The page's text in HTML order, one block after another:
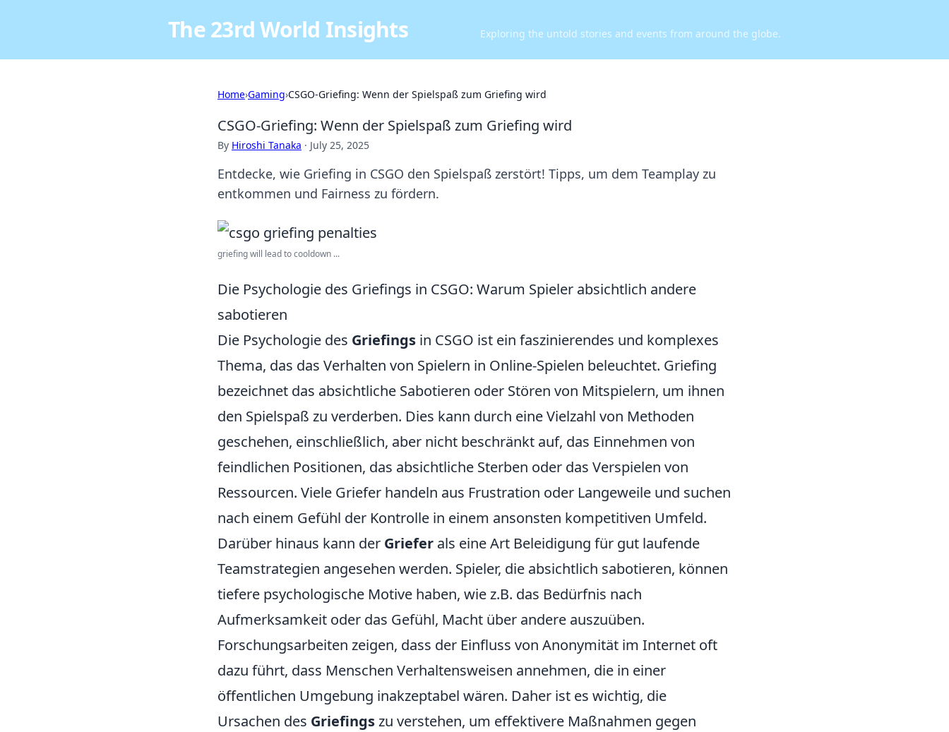
The 23rd World Insights Exploring the untold stories and events from around the globe.
Home›Gaming›CSGO-Griefing: Wenn der Spielspaß zum Griefing wird
CSGO-Griefing: Wenn der Spielspaß zum Griefing wird
By Hiroshi Tanaka · July 25, 2025
Entdecke, wie Griefing in CSGO den Spielspaß zerstört! Tipps, um dem Teamplay zu
entkommen und Fairness zu fördern.
griefing will lead to cooldown ...
Die Psychologie des Griefings in CSGO: Warum Spieler absichtlich andere
sabotieren
Die Psychologie des Griefings in CSGO ist ein faszinierendes und komplexes
Thema, das das Verhalten von Spielern in Online-Spielen beleuchtet. Griefing
bezeichnet das absichtliche Sabotieren oder Stören von Mitspielern, um ihnen
den Spielspaß zu verderben. Dies kann durch eine Vielzahl von Methoden
geschehen, einschließlich, aber nicht beschränkt auf, das Einnehmen von
feindlichen Positionen, das absichtliche Sterben oder das Verspielen von
Ressourcen. Viele Griefer handeln aus Frustration oder Langeweile und suchen
nach einem Gefühl der Kontrolle in einem ansonsten kompetitiven Umfeld.
Darüber hinaus kann der Griefer als eine Art Beleidigung für gut laufende
Teamstrategien angesehen werden. Spieler, die absichtlich sabotieren, können
tiefere psychologische Motive haben, wie z.B. das Bedürfnis nach
Aufmerksamkeit oder das Gefühl, Macht über andere auszuüben.
Forschungsarbeiten zeigen, dass der Einfluss von Anonymität im Internet oft
dazu führt, dass Menschen Verhaltensweisen annehmen, die in einer
öffentlichen Umgebung inakzeptabel wären. Daher ist es wichtig, die
Ursachen des Griefingszu verstehen, um effektivere Maßnahmen gegen